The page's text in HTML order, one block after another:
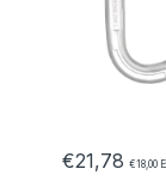
€21,78 €18,00